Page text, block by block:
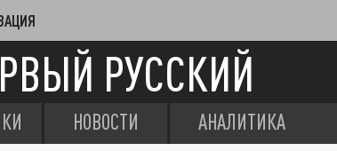
РУССКИЙ
НОВОСТИ АНАЛИТИКА